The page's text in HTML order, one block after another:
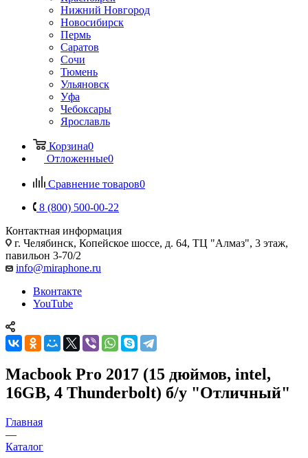
Нижний Новгород
Новосибирск
Пермь
Саратов
Сочи
Тюмень
Ульяновск
Уфа
Чебоксары
Ярославль
Корзина0
Отложенные0
Сравнение товаров0
8 (800) 500-00-22
Контактная информация
г. Челябинск, Копейское шоссе, д. 64, ТЦ "Алмаз", 3 этаж,
павильон 3-70/2
info@miraphone.ru
Вконтакте
YouTube
Macbook Pro 2017 (15 дюймов, intel,
16GB, 4 Thunderbolt) б/у "Отличный"
Главная
—
Каталог